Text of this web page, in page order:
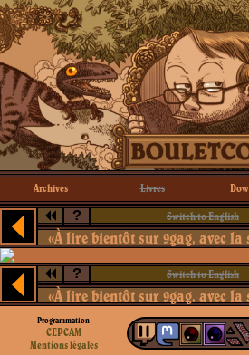
Archives Livres
? Switch to English
«À lire bientôt sur 9gag, avec la
? Switch to English
«À lire bientôt sur 9gag, avec la
Programmation
CEPCAM
Mentions légales